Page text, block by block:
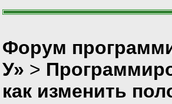
Форум
У» >
как изменить